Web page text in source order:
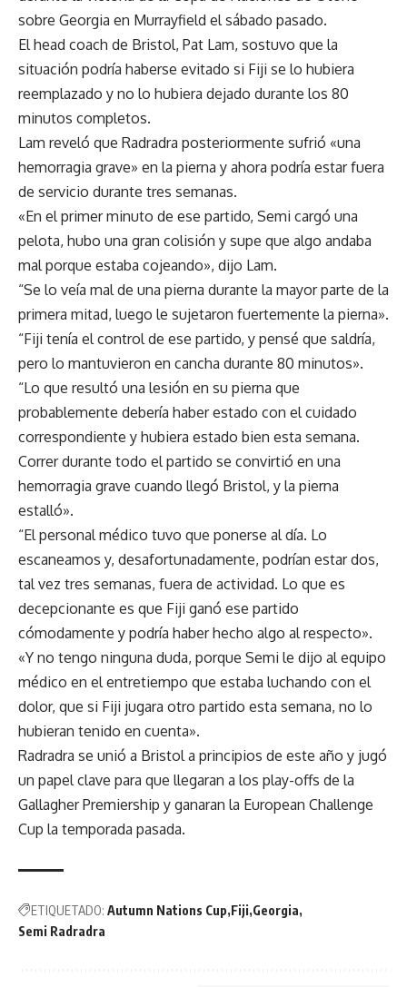
sobre Georgia en Murrayfield el sábado pasado.
El head coach de Bristol, Pat Lam, sostuvo que la
situación podría haberse evitado si Fiji se lo hubiera
reemplazado y no lo hubiera dejado durante los 80
minutos completos.
Lam reveló que Radradra posteriormente sufrió «una
hemorragia grave» en la pierna y ahora podría estar fuera
de servicio durante tres semanas.
«En el primer minuto de ese partido, Semi cargó una
pelota, hubo una gran colisión y supe que algo andaba
mal porque estaba cojeando», dijo Lam.
“Se lo veía mal de una pierna durante la mayor parte de la
primera mitad, luego le sujetaron fuertemente la pierna».
“Fiji tenía el control de ese partido, y pensé que saldría,
pero lo mantuvieron en cancha durante 80 minutos».
“Lo que resultó una lesión en su pierna que
probablemente debería haber estado con el cuidado
correspondiente y hubiera estado bien esta semana.
Correr durante todo el partido se convirtió en una
hemorragia grave cuando llegó Bristol, y la pierna
estalló».
“El personal médico tuvo que ponerse al día. Lo
escaneamos y, desafortunadamente, podrían estar dos,
tal vez tres semanas, fuera de actividad. Lo que es
decepcionante es que Fiji ganó ese partido
cómodamente y podría haber hecho algo al respecto».
«Y no tengo ninguna duda, porque Semi le dijo al equipo
médico en el entretiempo que estaba luchando con el
dolor, que si Fiji jugara otro partido esta semana, no lo
hubieran tenido en cuenta».
Radradra se unió a Bristol a principios de este año y jugó
un papel clave para que llegaran a los play-offs de la
Gallagher Premiership y ganaran la European Challenge
Cup la temporada pasada.
ETIQUETADO: Autumn Nations Cup Fiji Georgia
Semi Radradra